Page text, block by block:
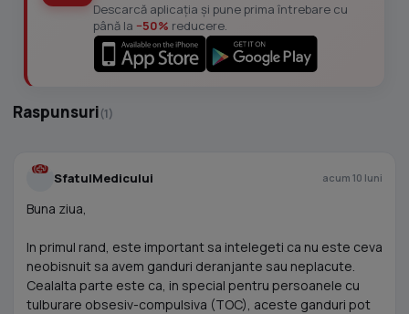
Descarcă aplicația și pune prima întrebare cu
până la −50% reducere.
Raspunsuri(1)
SfatulMedicului acum 10 luni
Buna ziua,
In primul rand, este important sa intelegeti ca nu este ceva
neobisnuit sa avem ganduri deranjante sau neplacute.
Cealalta parte este ca, in special pentru persoanele cu
tulburare obsesiv-compulsiva (TOC), aceste ganduri pot